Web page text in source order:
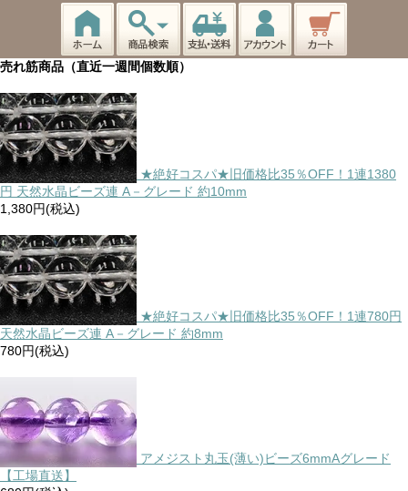
売れ筋商品（直近一週間個数順）
★絶好コスパ★旧価格比35％OFF！1連1380
円 天然水晶ビーズ連 A－グレード 約10mm
1,380円(税込)
★絶好コスパ★旧価格比35％OFF！1連780円
天然水晶ビーズ連 A－グレード 約8mm
780円(税込)
アメジスト丸玉(薄い)ビーズ6mmAグレード
【工場直送】